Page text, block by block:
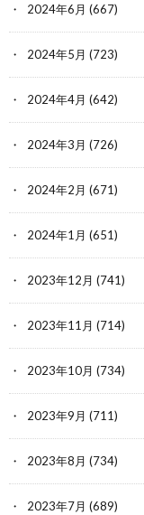
2024年6月 (667)
2024年5月 (723)
2024年4月 (642)
2024年3月 (726)
2024年2月 (671)
2024年1月 (651)
2023年12月 (741)
2023年11月 (714)
2023年10月 (734)
2023年9月 (711)
2023年8月 (734)
2023年7月 (689)